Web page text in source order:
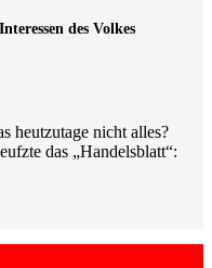
des Volkes
heutzutage nicht alles?
das „Handelsblatt“: